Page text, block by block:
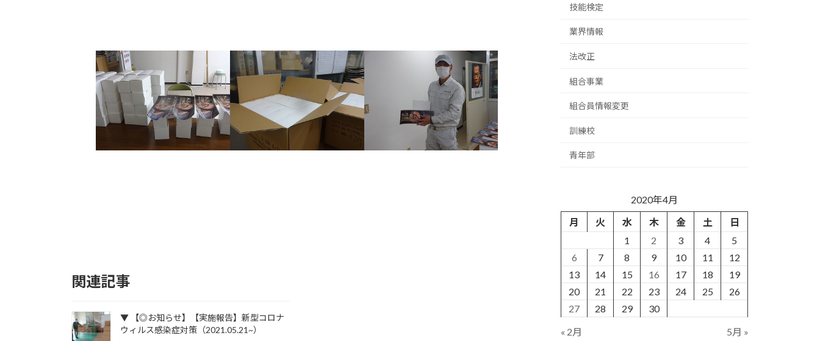
関連記事
▼ 【◎お知らせ】【実施報告】新型コロナ
ウィルス感染症対策（2021.05.21~）
技能検定
業界情報
法改正
組合事業
組合員情報変更
訓練校
青年部
2020年4月
月
火 水 木 金 土
日
1
2 3 4
5
6
7 8 9 10 11
12
13
14 15 16 17 18
19
20
21 22 23 24 25
26
27
28 29 30
« 2月 5月 »